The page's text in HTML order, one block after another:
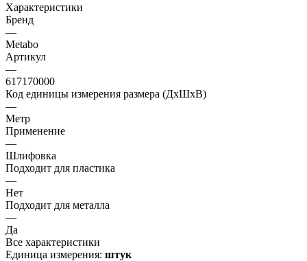
Характеристики
Бренд
—
Metabo
Артикул
—
617170000
Код единицы измерения размера (ДхШхВ)
—
Метр
Применение
—
Шлифовка
Подходит для пластика
—
Нет
Подходит для металла
—
Да
Все характеристики
Единица измерения: штук